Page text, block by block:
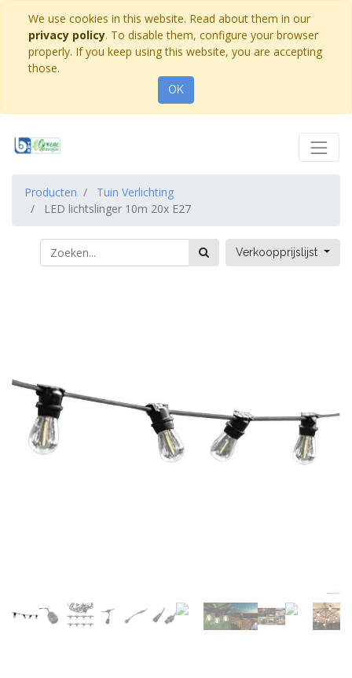
We use cookies in this website. Read about them in our
privacy policy. To disable them, configure your browser
properly. If you keep using this website, you are accepting
those.
OK
Producten
Tuin Verlichting
LED lichtslinger 10m 20x E27
Verkoopprijslijst